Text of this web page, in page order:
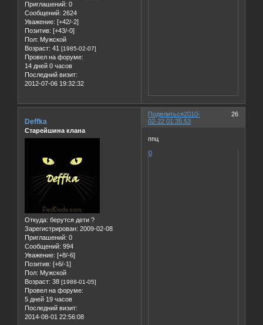
Приглашений: 0
Сообщений: 2624
Уважение: [+42/-2]
Позитив: [+43/-0]
Пол: Мужской
Возраст: 41 [1985-02-07]
Провел на форуме:
14 дней 0 часов
Последний визит:
2012-07-06 19:32:32
Поделиться 26
2010-
02-22 01:35:53
Deffka
Старейшина клана
Откуда: берутся дети ?
Зарегистрирован: 2009-02-08
Приглашений: 0
Сообщений: 994
Уважение: [+8/-6]
Позитив: [+6/-1]
Пол: Мужской
Возраст: 38 [1988-01-05]
Провел на форуме:
5 дней 19 часов
Последний визит:
2014-08-01 22:56:08
ппц
0